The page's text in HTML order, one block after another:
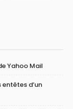
Yahoo Mail
d’un